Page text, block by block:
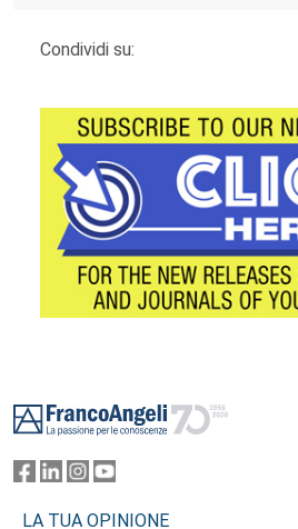
Condividi su:
LA TUA OPINIONE